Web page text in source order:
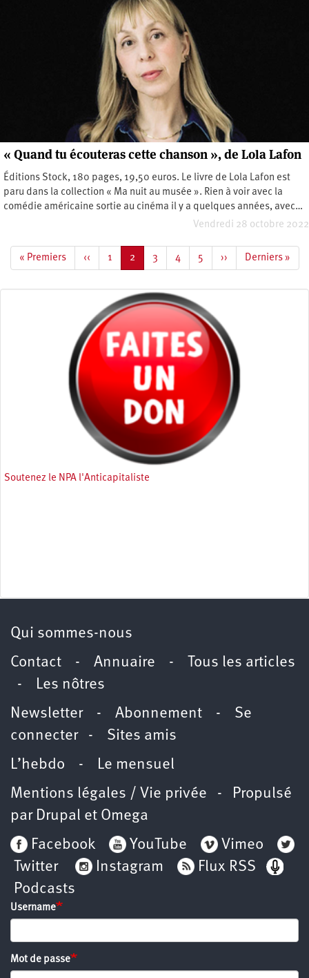
« Quand tu écouteras cette chanson », de Lola Lafon
Éditions Stock, 180 pages, 19,50 euros. Le livre de Lola Lafon est
paru dans la collection « Ma nuit au musée ». Rien à voir avec la
comédie américaine sortie au cinéma il y a quelques années, avec…
Vendredi 28 octobre 2022
Première
page
« Premiers
Page
précédente
‹‹ Page
1
Page
courante
2 Page
3 Page
4 Page
5
Page
suivante
››
Dernière
page
Derniers »
Soutenez le NPA l'Anticapitaliste
Qui sommes-nous
Contact - Annuaire - Tous les articles
-
Les nôtres
Newsletter- Abonnement - Se
connecter- Sites amis
L’hebdo -
Le mensuel
Mentions légales / Vie privée - Propulsé
par Drupal et Omega
Facebook
YouTube
Vimeo
Twitter
Instagram
Flux RSS
Podcasts
Username
Mot de passe